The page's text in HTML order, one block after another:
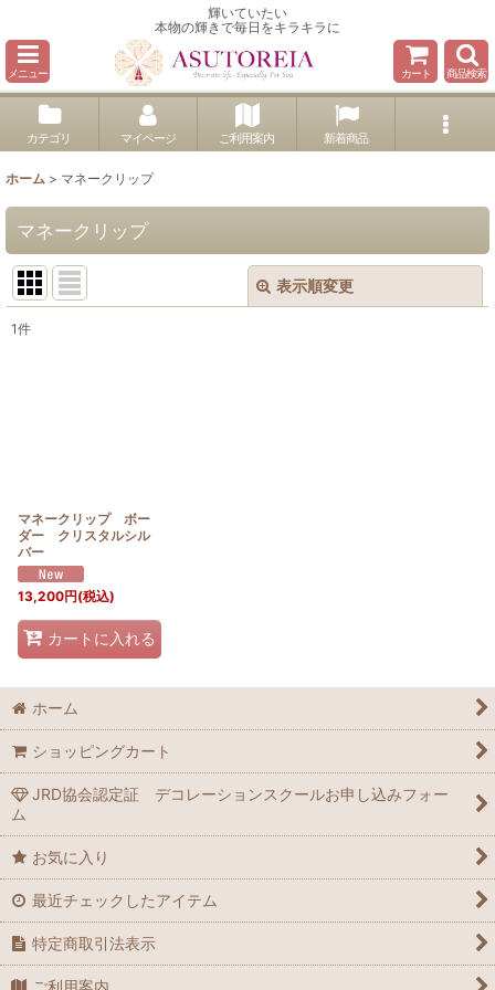
輝いていたい
本物の輝きで毎日をキラキラに
メニュー カート 商品検索
カテゴリ マイページ ご利用案内 新着商品
ホーム > マネークリップ
マネークリップ
表示順変更
1件
マネークリップ ボー
ダー クリスタルシル
バー
13,200円(税込)
カートに入れる
ホーム
ショッピングカート
JRD協会認定証 デコレーションスクールお申し込みフォー
ム
お気に入り
最近チェックしたアイテム
特定商取引法表示
ご利用案内